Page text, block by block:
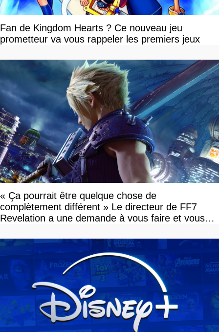
Fan de Kingdom Hearts ? Ce nouveau jeu
prometteur va vous rappeler les premiers jeux
« Ça pourrait être quelque chose de
complètement différent » Le directeur de FF7
Revelation a une demande à vous faire et vous